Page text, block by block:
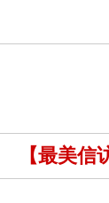
【最美